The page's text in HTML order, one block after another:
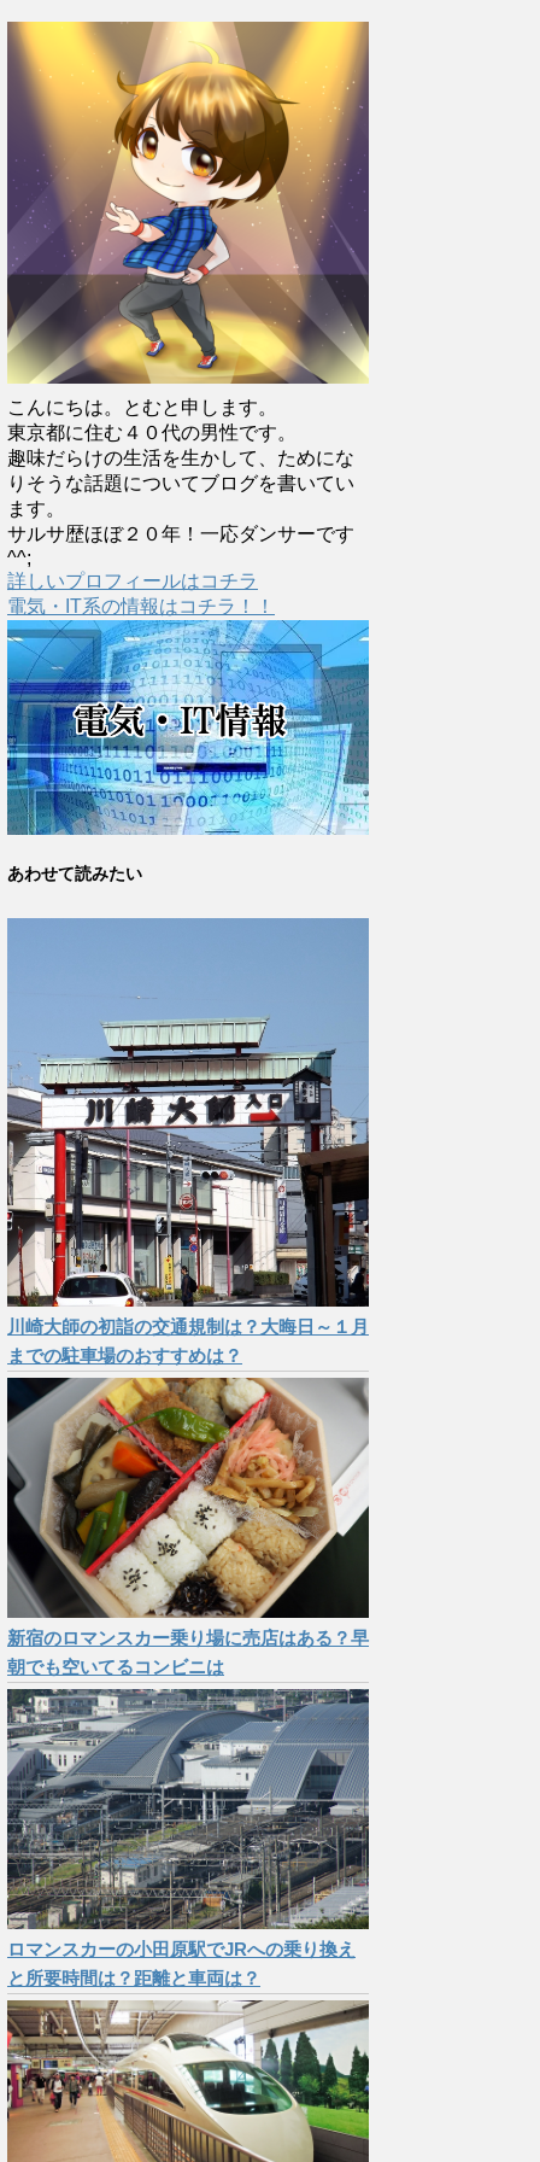
こんにちは。とむと申します。
東京都に住む４０代の男性です。
趣味だらけの生活を生かして、ためにな
りそうな話題についてブログを書いてい
ます。
サルサ歴ほぼ２０年！一応ダンサーです
^^;
詳しいプロフィールはコチラ
電気・IT系の情報はコチラ！！
あわせて読みたい
川崎大師の初詣の交通規制は？大晦日～１月
までの駐車場のおすすめは？
新宿のロマンスカー乗り場に売店はある？早
朝でも空いてるコンビニは
ロマンスカーの小田原駅でJRへの乗り換え
と所要時間は？距離と車両は？